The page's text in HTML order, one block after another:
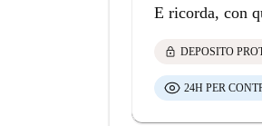
E ricorda, con
lock DEPOSITO
24H PER